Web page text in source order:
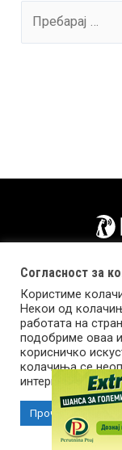
Copyright ©
Импресум
Согласност за
Користиме
Некои од
работата на
подобриме оваа
корисничко
колачиња се
интернет
Прочитај повеќе